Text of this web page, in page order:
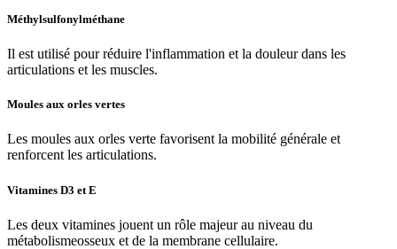
Méthylsulfonylméthane
Il est utilisé pour réduire l'inflammation et la douleur dans les
articulations et les muscles.
Moules aux orles vertes
Les moules aux orles verte favorisent la mobilité générale et
renforcent les articulations.
Vitamines D3 et E
Les deux vitamines jouent un rôle majeur au niveau du
métabolismeosseux et de la membrane cellulaire.